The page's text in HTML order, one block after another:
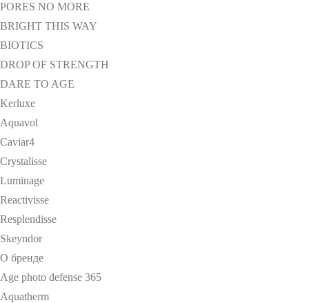
PORES NO MORE
BRIGHT THIS WAY
BIOTICS
DROP OF STRENGTH
DARE TO AGE
Kerluxe
Aquavol
Caviar4
Crystalisse
Luminage
Reactivisse
Resplendisse
Skeyndor
О бренде
Age photo defense 365
Aquatherm